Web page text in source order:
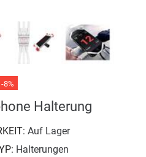
-8%
Halterung
Auf Lager
Halterungen